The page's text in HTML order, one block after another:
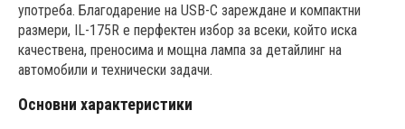
употреба. Благодарение на USB-C зареждане и компактни
размери, IL-175R е перфектен избор за всеки, който иска
качествена, преносима и мощна лампа за детайлинг на
автомобили и технически задачи.
Основни характеристики